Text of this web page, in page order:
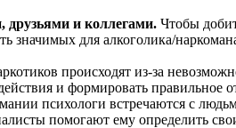
друзьями и коллегами. Чтобы
значимых для алкоголика/
происходят из-за
и формировать правильное
психологи встречаются с
помогают ему определить